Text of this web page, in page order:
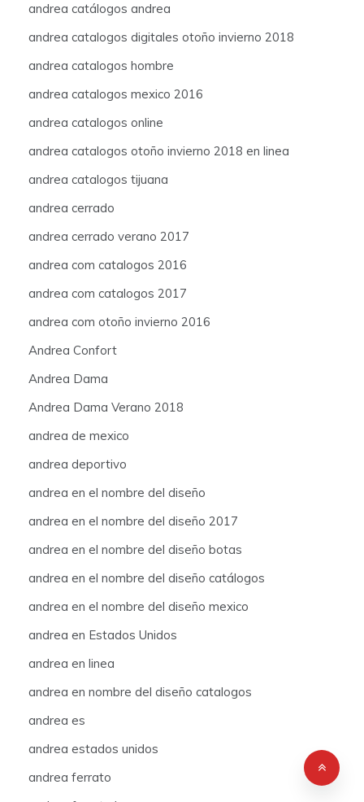
andrea catálogos andrea
andrea catalogos digitales otoño invierno 2018
andrea catalogos hombre
andrea catalogos mexico 2016
andrea catalogos online
andrea catalogos otoño invierno 2018 en linea
andrea catalogos tijuana
andrea cerrado
andrea cerrado verano 2017
andrea com catalogos 2016
andrea com catalogos 2017
andrea com otoño invierno 2016
Andrea Confort
Andrea Dama
Andrea Dama Verano 2018
andrea de mexico
andrea deportivo
andrea en el nombre del diseño
andrea en el nombre del diseño 2017
andrea en el nombre del diseño botas
andrea en el nombre del diseño catálogos
andrea en el nombre del diseño mexico
andrea en Estados Unidos
andrea en linea
andrea en nombre del diseño catalogos
andrea es
andrea estados unidos
andrea ferrato